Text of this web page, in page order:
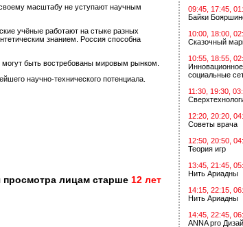
масштабу не уступают научным
учёные работают на стыке разных
знанием. Россия способна
быть востребованы мировым рынком.
научно-технического потенциала.
просмотра лицам старше 12 лет
09:45, 17:45,
Байки
10:00, 18:00,
Сказочный
10:55, 18:55,
социальные
11:30, 19:30,
12:20, 20:20,
Советы врача
12:50, 20:50,
Теория игр
13:45, 21:45,
Нить Ариадны
14:15, 22:15,
Нить Ариадны
14:45, 22:45,
ANNA pro